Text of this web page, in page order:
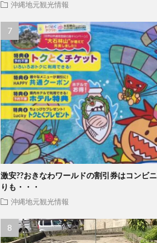
沖縄地元観光情報
激安??おきなわワールドの割引券はコンビ
りも・・・
沖縄地元観光情報